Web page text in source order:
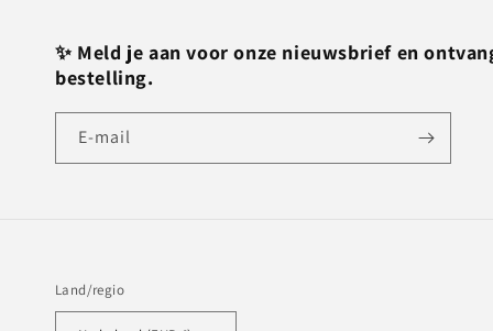
✨ Meld je aan voor onze nieuwsbrief en
bestelling.
E‑mail
Land/regio